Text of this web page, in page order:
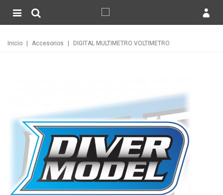
Inicio Accesorios DIGITAL MULTIMETRO VOLTIMETRO